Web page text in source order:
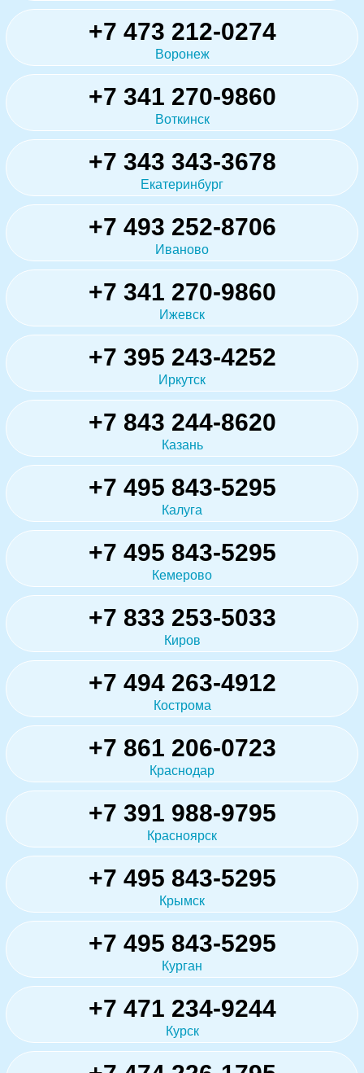
+7 473 212-0274
Воронеж
+7 341 270-9860
Воткинск
+7 343 343-3678
Екатеринбург
+7 493 252-8706
Иваново
+7 341 270-9860
Ижевск
+7 395 243-4252
Иркутск
+7 843 244-8620
Казань
+7 495 843-5295
Калуга
+7 495 843-5295
Кемерово
+7 833 253-5033
Киров
+7 494 263-4912
Кострома
+7 861 206-0723
Краснодар
+7 391 988-9795
Красноярск
+7 495 843-5295
Крымск
+7 495 843-5295
Курган
+7 471 234-9244
Курск